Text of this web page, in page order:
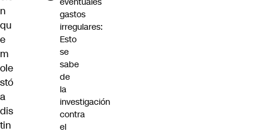
n
qu
e
m
ole
stó
a
dis
tin
gastos
irregulares:
Esto
se
sabe
de
la
investigación
contra
el